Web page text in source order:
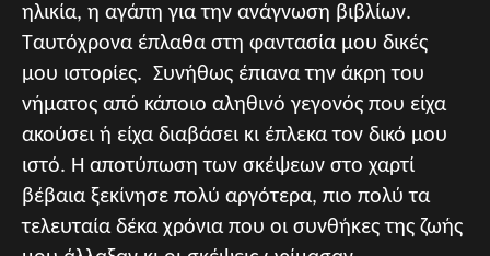
ηλικία, η αγάπη για την ανάγνωση βιβλίων.
Ταυτόχρονα έπλαθα στη φαντασία μου δικές
μου ιστορίες. Συνήθως έπιανα την άκρη του
νήματος από κάποιο αληθινό γεγονός που είχα
ακούσει ή είχα διαβάσει κι έπλεκα τον δικό μου
ιστό. Η αποτύπωση των σκέψεων στο χαρτί
βέβαια ξεκίνησε πολύ αργότερα, πιο πολύ τα
τελευταία δέκα χρόνια που οι συνθήκες της ζωής